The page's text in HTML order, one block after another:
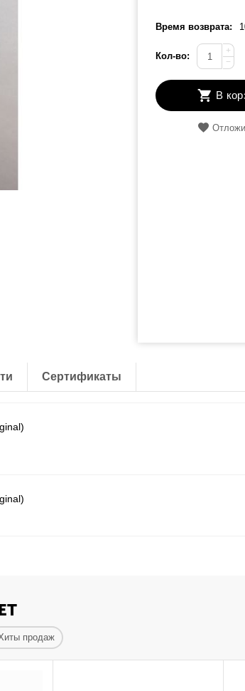
Время возврата:
Кол-во:
+
−
В
Сертификаты
продаж